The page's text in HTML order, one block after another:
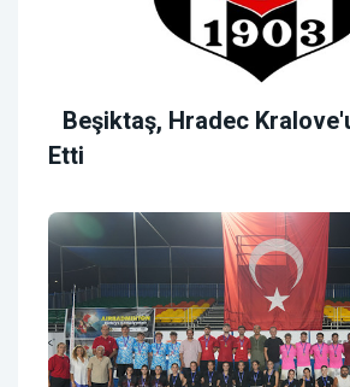
Beşiktaş, Hradec
Etti